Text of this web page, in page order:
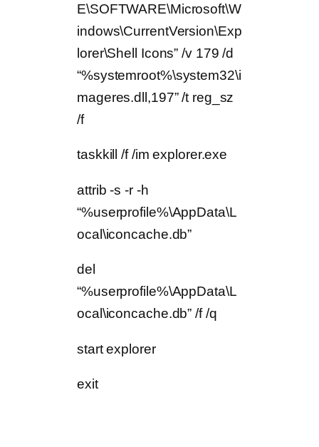
E\SOFTWARE\Microsoft\W
indows\CurrentVersion\Exp
lorer\Shell Icons” /v 179 /d
“%systemroot%\system32\i
mageres.dll,197” /t reg_sz
/f
taskkill /f /im explorer.exe
attrib -s -r -h
“%userprofile%\AppData\L
ocal\iconcache.db”
del
“%userprofile%\AppData\L
ocal\iconcache.db” /f /q
start explorer
exit